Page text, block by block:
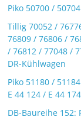
Piko 50700 /
Tillig 70052 /
76809 / 76806 /
/ 76812 / 77048 /
DR-Kühlwagen
Piko 51180 /
E 44 124 / E 44
DB-Baureihe 152: